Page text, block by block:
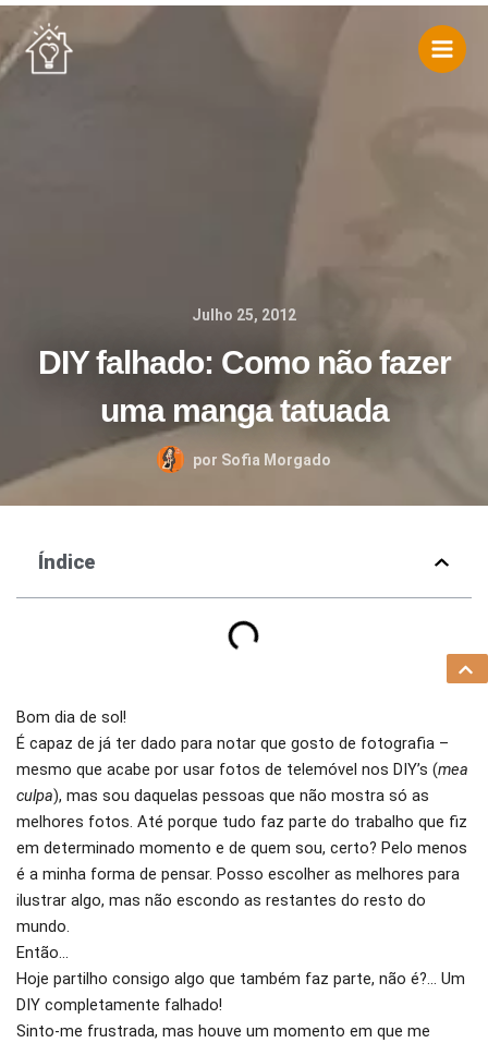
Skip
content
Julho 25, 2012
DIY falhado: Como não fazer
uma manga tatuada
por Sofia Morgado
Índice
Bom dia de sol!
É capaz de já ter dado para notar que gosto de fotografia –
mesmo que acabe por usar fotos de telemóvel nos DIY’s (mea
culpa), mas sou daquelas pessoas que não mostra só as
melhores fotos. Até porque tudo faz parte do trabalho que fiz
em determinado momento e de quem sou, certo? Pelo menos
é a minha forma de pensar. Posso escolher as melhores para
ilustrar algo, mas não escondo as restantes do resto do
mundo.
Então…
Hoje partilho consigo algo que também faz parte, não é?… Um
DIY completamente falhado!
Sinto-me frustrada, mas houve um momento em que me